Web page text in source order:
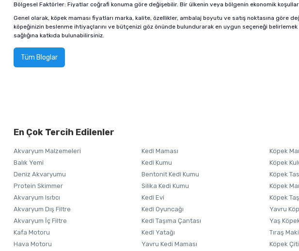
Bölgesel Faktörler: Fiyatlar coğrafi konuma göre değişebilir. Bir ülkenin veya bölgenin ekonomik
Genel olarak, köpek maması fiyatları marka, kalite, özellikler, ambalaj boyutu ve satış noktasına göre
köpeğinizin beslenme ihtiyaçlarını ve bütçenizi göz önünde bulundurarak en uygun seçeneği
sağlığına katkıda bulunabilirsiniz.
Tüm Bloglar
En Çok Tercih Edilenler
Akvaryum Malzemeleri
Balık Yemi
Deniz Akvaryumu
Protein Skimmer
Akvaryum Isıtıcı
Akvaryum Dış Filtre
Akvaryum İç Filtre
Kafa Motoru
Hava Motoru
Kedi Maması
Kedi Kumu
Bentonit Kedi Kumu
Silika Kedi Kumu
Kedi Evi
Kedi Oyuncağı
Kedi Taşıma Çantası
Kedi Yatağı
Yavru Kedi Maması
Köpek
Köpek
Köpek
Köpek
Köpek
Yavru
Yaş
Tıraş
Köpek Çiti